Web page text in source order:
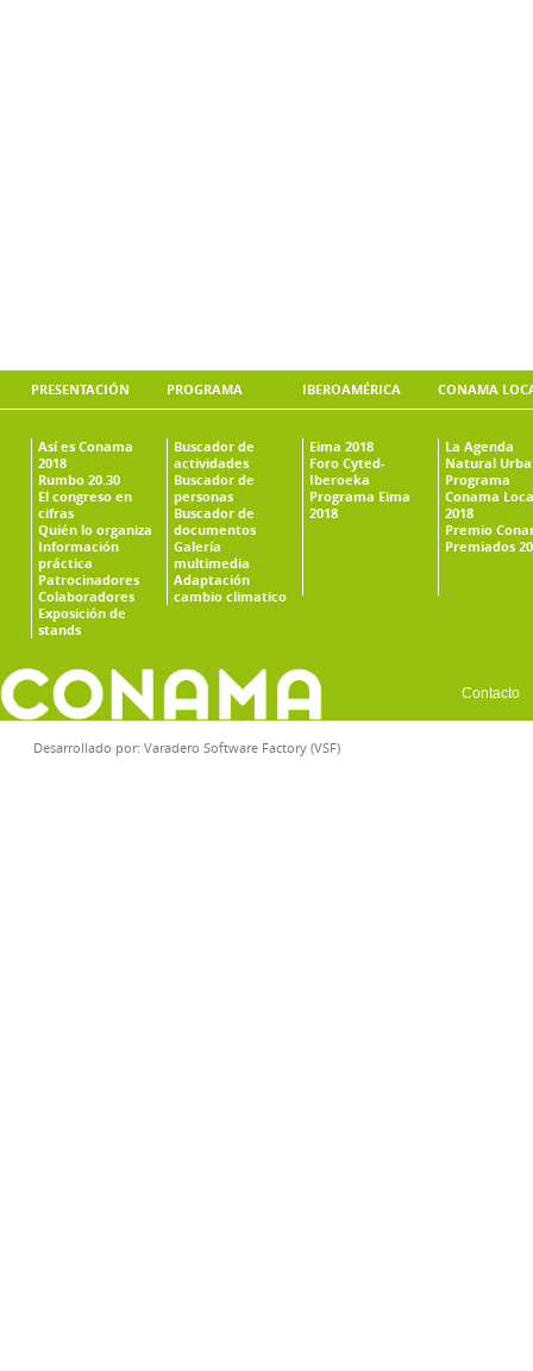
PRESENTACIÓN
Así es Conama
2018
Rumbo 20.30
El congreso en
cifras
Quién lo organiza
Información
práctica
Patrocinadores
Colaboradores
Exposición de
stands
PROGRAMA
Buscador de
actividades
Buscador de
personas
Buscador de
documentos
Galería
multimedia
Adaptación
cambio climatico
IBEROAMÉRICA
Eima 2018
Foro Cyted-
Iberoeka
Programa Eima
2018
CONAMA
La Agenda
Natural
Programa
Conama
2018
Premio
Premiados
Contacto
Desarrollado por: Varadero Software Factory (VSF)